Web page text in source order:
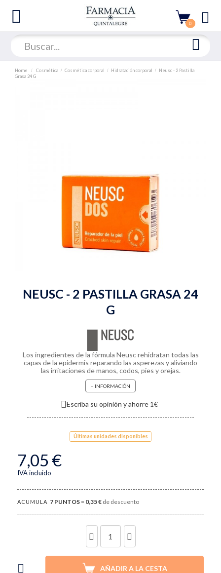
0
Home Cosmética Cosmética corporal Hidratación corporal
Neusc - 2 Pastilla
Grasa 24 G
NEUSC - 2 PASTILLA GRASA 24
G
Los ingredientes de la fórmula Neusc rehidratan todas las
capas de la epidermis reparando las asperezas y aliviando
las irritaciones de manos, codos, pies y orejas.
+ INFORMACIÓN
Escriba su opinión y ahorre 1€
Últimas unidades disponibles
7,05 €
IVA incluido
ACUMULA 7 PUNTOS = 0,35 € de descuento
UNIDADES
AÑADIR A LA CESTA